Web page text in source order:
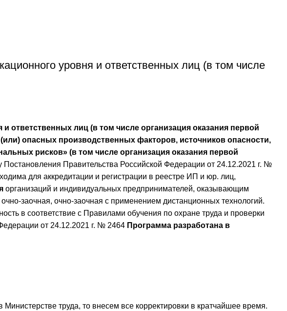
уровня и ответственных лиц (в том числе
ответственных лиц (в том числе организация оказания первой
опасных производственных факторов, источников опасности,
рисков» (в том числе организация оказания первой
Постановления Правительства Российской Федерации от 24.12.2021 г. №
для аккредитации и регистрации в реестре ИП и юр. лиц,
организаций и индивидуальных предпринимателей, оказывающим
заочная, очно-заочная с применением дистанционных технологий.
в соответствие с Правилами обучения по охране труда и проверки
от 24.12.2021 г. № 2464 Программа разработана в
труда, то внесем все корректировки в кратчайшее время.